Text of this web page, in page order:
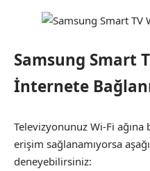
Samsung Smart
İnternete
Televizyonunuz Wi-Fi
erişim sağlanamıyorsa
deneyebilirsiniz: